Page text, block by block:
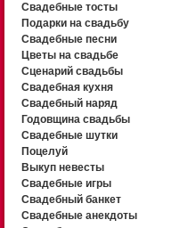
Свадебные тосты
Подарки на свадьбу
Свадебные песни
Цветы на свадьбе
Сценарий свадьбы
Свадебная кухня
Свадебный наряд
Годовщина свадьбы
Свадебные шутки
Поцелуй
Выкуп невесты
Свадебные игры
Свадебный банкет
Свадебные анекдоты